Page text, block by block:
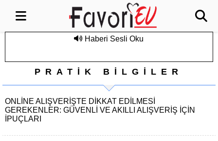
Haberi Sesli Oku
PRATİK BİLGİLER
ONLINE ALIŞVERIŞTE DIKKAT EDILMESI
GEREKENLER: GÜVENLI VE AKILLI ALIŞVERIŞ İÇIN
İPUÇLARI